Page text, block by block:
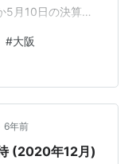
5月10日の決算発
3分で読み終わる
年3月期決
価と指標 4.まとめ
阪市中央卸売市場
事業を…
#大阪
6年前
(2020年12月)